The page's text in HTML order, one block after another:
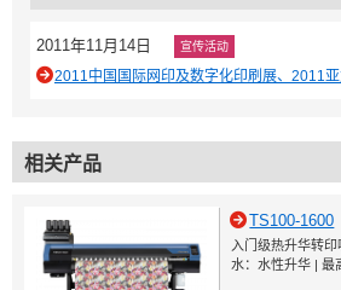
2011年11月14日 宣传活动
2011中国国际网印及数字化印刷展、2011
相关产品
TS100-1600
入门级热升华转
水：水性升华 | 最